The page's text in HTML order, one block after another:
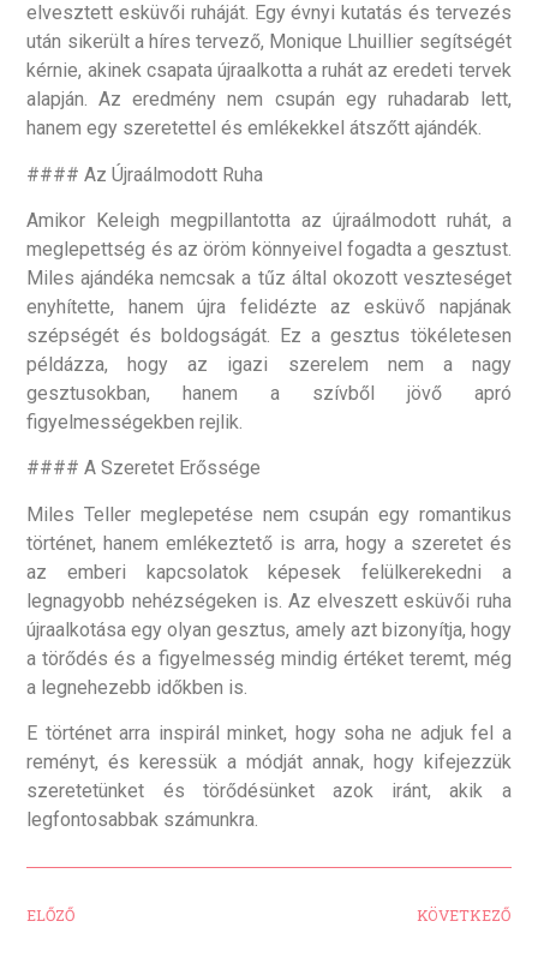
elvesztett esküvői ruháját. Egy évnyi kutatás és tervezés
után sikerült a híres tervező, Monique Lhuillier segítségét
kérnie, akinek csapata újraalkotta a ruhát az eredeti tervek
alapján. Az eredmény nem csupán egy ruhadarab lett,
hanem egy szeretettel és emlékekkel átszőtt ajándék.
#### Az Újraálmodott Ruha
Amikor Keleigh megpillantotta az újraálmodott ruhát, a
meglepettség és az öröm könnyeivel fogadta a gesztust.
Miles ajándéka nemcsak a tűz által okozott veszteséget
enyhítette, hanem újra felidézte az esküvő napjának
szépségét és boldogságát. Ez a gesztus tökéletesen
példázza, hogy az igazi szerelem nem a nagy
gesztusokban, hanem a szívből jövő apró
figyelmességekben rejlik.
#### A Szeretet Erőssége
Miles Teller meglepetése nem csupán egy romantikus
történet, hanem emlékeztető is arra, hogy a szeretet és
az emberi kapcsolatok képesek felülkerekedni a
legnagyobb nehézségeken is. Az elveszett esküvői ruha
újraalkotása egy olyan gesztus, amely azt bizonyítja, hogy
a törődés és a figyelmesség mindig értéket teremt, még
a legnehezebb időkben is.
E történet arra inspirál minket, hogy soha ne adjuk fel a
reményt, és keressük a módját annak, hogy kifejezzük
szeretetünket és törődésünket azok iránt, akik a
legfontosabbak számunkra.
ELŐZŐ KÖVETKEZŐ